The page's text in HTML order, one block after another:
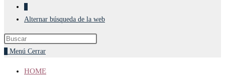
Alternar búsqueda de la web
Menú Cerrar
HOME